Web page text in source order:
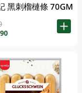
黑刺榴槤條 70GM